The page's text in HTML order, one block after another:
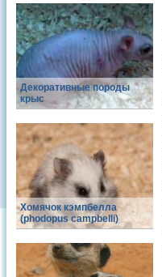
Декоративные породы
крыс
Хомячок кэмпбелла
(phodopus campbelli)